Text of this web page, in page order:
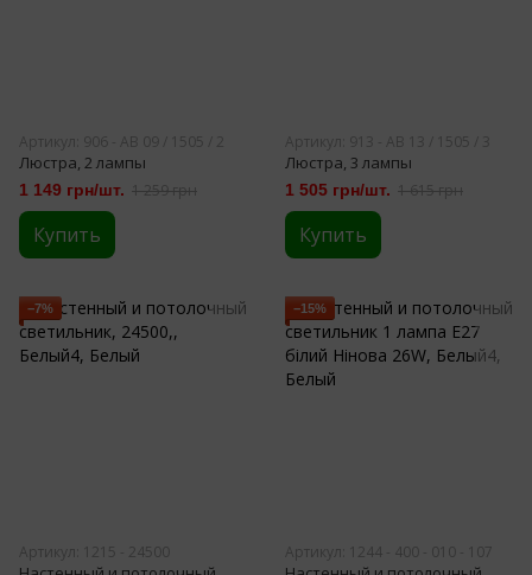
Артикул: 906 - АВ 09 / 1505 / 2
Люстра, 2 лампы
1 149 грн/шт. 1 259 грн
Купить
Артикул: 913 - АВ 13 / 1505 / 3
Люстра, 3 лампы
1 505 грн/шт. 1 615 грн
Купить
−7%
Артикул: 1215 - 24500
−15%
Артикул: 1244 - 400 - 010 - 107